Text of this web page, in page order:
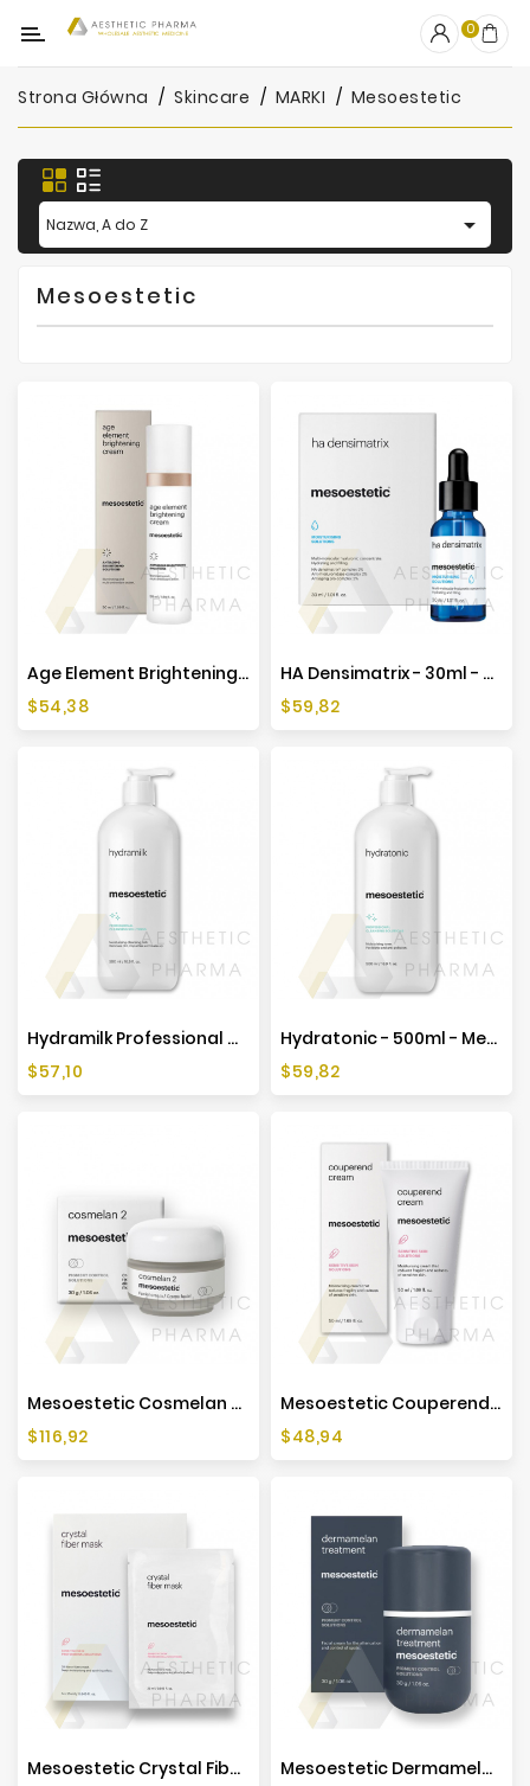
Kategoria
OUTLET
Wypełniacze
Stymulatory
Mezoterapia
Peelingi
0
Strona Główna Skincare MARKI Mesoestetic
Nazwa, A do Z 
Mesoestetic
Age Element Brightening Cream - 50ml - Mesoestetic
Cena
$54,38
HA Densimatrix - 30ml - Mesoestetic
Cena
$59,82
Hydramilk Professional Cleansing Solutions - 500ml - Mesoestetic
Cena
$57,10
Hydratonic - 500ml - Mesoestetic
Cena
$59,82
Mesoestetic Cosmelan 2 Krem Na Przebarwienia - 30 G
Cena
$116,92
Mesoestetic Couperend Cream - 50ml
Cena
$48,94
Mesoestetic Crystal Fiber Mask 1 Szt.
Mesoestetic Dermamelan Treatment - 30g